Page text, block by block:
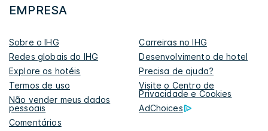
EMPRESA
Sobre o IHG
Carreiras no IHG
Redes globais do IHG
Desenvolvimento de hotel
Explore os hotéis
Precisa de ajuda?
Termos de uso
Visite o Centro de
Privacidade e Cookies
Não vender meus dados
pessoais
AdChoices
Comentários